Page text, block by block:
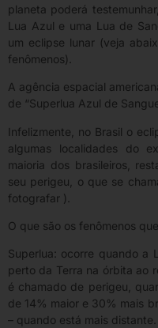
planeta poderá
Lua Azul e uma Lua de
um eclipse lunar (veja
fenômenos).
A agência espacial
de “Superlua Azul de
Infelizmente, no Brasil o
algumas localidades do
maioria dos brasileiros,
seu perigeu, o que se
fotografar ).
O que são os fenômenos
Superlua: ocorre quando a
perto da Terra na órbita ao
é chamado de perigeu,
de 14% maior e 30% mais
– quando está mais distante.